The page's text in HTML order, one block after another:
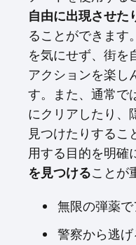
自由に出現させた
ることができます
を気にせず、街を
アクションを楽し
す。また、通常で
にクリアしたり、
見つけたりするこ
用する目的を明確
を見つけることが
無限の弾薬で
警察から逃げ